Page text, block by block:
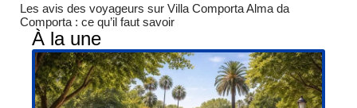
Les avis des voyageurs sur Villa Comporta Alma da
Comporta : ce qu’il faut savoir
À la une